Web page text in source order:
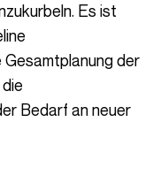
Es ist
der
Bedarf an neuer